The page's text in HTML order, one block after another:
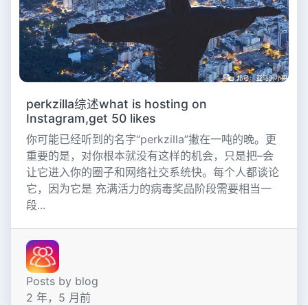
perkzilla综述what is hosting on
Instagram,get 50 likes
你可能已经听到的名字“perkzilla”撇在一吨的晚。更
重要的是，对你根本就没有这样的机会，只是把–会
让它进入你的圈子和网络社交系统快。每个人都谈论
它，因为它是 充满活力的病毒奖品阶段需要相当一
段...
Posts by blog
2 年，5 月前